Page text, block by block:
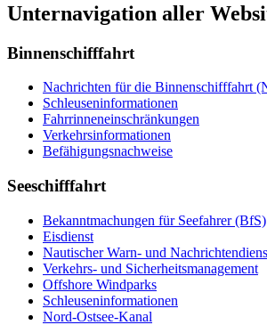
Unternavigation aller
Binnenschifffahrt
Nach­rich­ten für die Bin­nen­schiff­fahrt
Schleu­sen­in­for­ma­tio­nen
Fahr­rin­nen­ein­schrän­kun­gen
Ver­kehrs­in­for­ma­tio­nen
Be­fä­hi­gungs­nach­wei­se
Seeschifffahrt
Be­kannt­ma­chun­gen für See­fah­rer (BfS)
Eis­dienst
Nau­ti­scher Warn-​ und
Ver­kehrs-​ und Si­cher­heits­ma­na­ge­ment
Offs­ho­re Wind­parks
Schleu­sen­in­for­ma­tio­nen
Nord-​Ost­see-​Ka­nal